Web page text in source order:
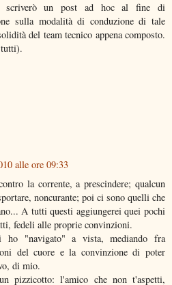
scriverò un post ad hoc al fine di
sulla modalità di conduzione di tale
del team tecnico appena composto.
alle ore 09:33
la corrente, a prescindere; qualcun
noncurante; poi ci sono quelli che
A tutti questi aggiungerei quei pochi
fedeli alle proprie convinzioni.
"navigato" a vista, mediando fra
del cuore e la convinzione di poter
di mio.
pizzicotto: l'amico che non t'aspetti,